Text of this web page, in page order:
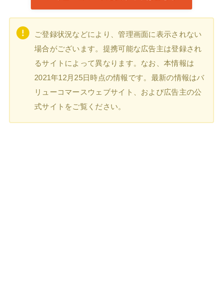
ご登録状況などにより、管理画面に表示されない
場合がございます。提携可能な広告主は登録され
るサイトによって異なります。なお、本情報は
2021年12月25日時点の情報です。最新の情報はバ
リューコマースウェブサイト、および広告主の公
式サイトをご覧ください。